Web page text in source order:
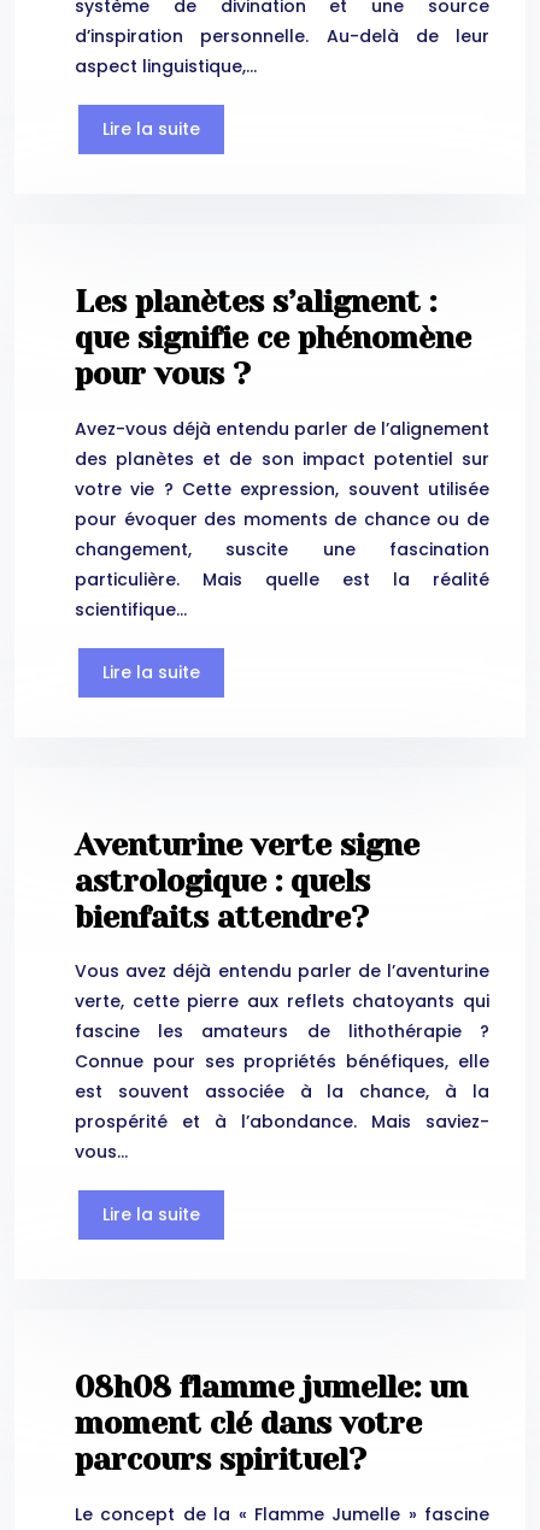
système de divination et une source
d’inspiration personnelle. Au-delà de leur
aspect linguistique,…
Lire la suite
Les planètes s’alignent :
que signifie ce phénomène
pour vous ?
Avez-vous déjà entendu parler de l’alignement
des planètes et de son impact potentiel sur
votre vie ? Cette expression, souvent utilisée
pour évoquer des moments de chance ou de
changement, suscite une fascination
particulière. Mais quelle est la réalité
scientifique…
Lire la suite
Aventurine verte signe
astrologique : quels
bienfaits attendre?
Vous avez déjà entendu parler de l’aventurine
verte, cette pierre aux reflets chatoyants qui
fascine les amateurs de lithothérapie ?
Connue pour ses propriétés bénéfiques, elle
est souvent associée à la chance, à la
prospérité et à l’abondance. Mais saviez-
vous…
Lire la suite
08h08 flamme jumelle: un
moment clé dans votre
parcours spirituel?
Le concept de la « Flamme Jumelle » fascine